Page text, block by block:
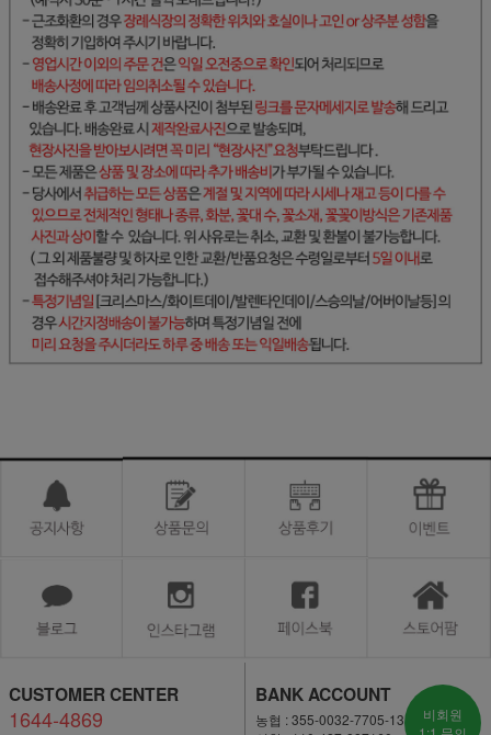
CUSTOMER CENTER
1644-4869
BANK ACCOUNT
농협 : 355-0032-7705-13
비회원